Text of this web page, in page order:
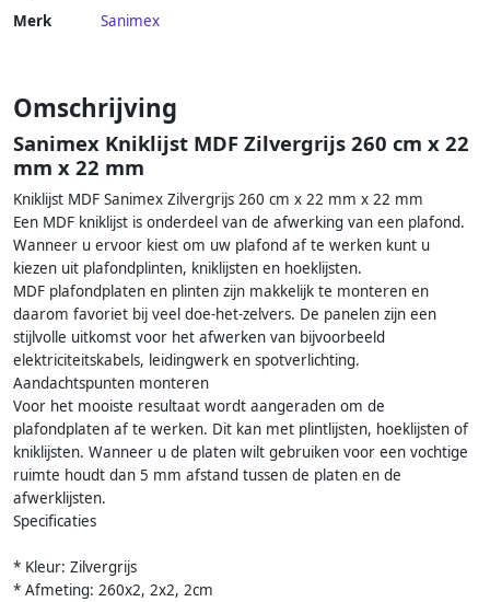
Merk Sanimex
Omschrijving
Sanimex Kniklijst MDF Zilvergrijs 260 cm x 22
mm x 22 mm
Kniklijst MDF Sanimex Zilvergrijs 260 cm x 22 mm x 22 mm
Een MDF kniklijst is onderdeel van de afwerking van een plafond.
Wanneer u ervoor kiest om uw plafond af te werken kunt u
kiezen uit plafondplinten, kniklijsten en hoeklijsten.
MDF plafondplaten en plinten zijn makkelijk te monteren en
daarom favoriet bij veel doe-het-zelvers. De panelen zijn een
stijlvolle uitkomst voor het afwerken van bijvoorbeeld
elektriciteitskabels, leidingwerk en spotverlichting.
Aandachtspunten monteren
Voor het mooiste resultaat wordt aangeraden om de
plafondplaten af te werken. Dit kan met plintlijsten, hoeklijsten of
kniklijsten. Wanneer u de platen wilt gebruiken voor een vochtige
ruimte houdt dan 5 mm afstand tussen de platen en de
afwerklijsten.
Specificaties
* Kleur: Zilvergrijs
* Afmeting: 260x2, 2x2, 2cm